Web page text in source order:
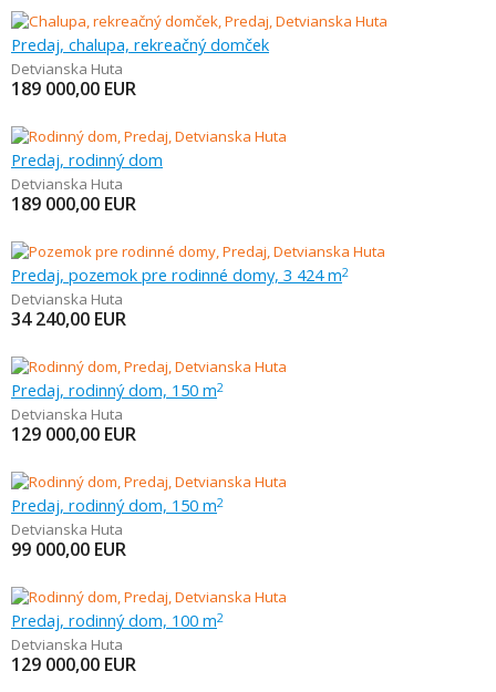
Predaj, chalupa, rekreačný domček
Detvianska Huta
189 000,00 EUR
Predaj, rodinný dom
Detvianska Huta
189 000,00 EUR
Predaj, pozemok pre rodinné domy, 3 424 m2
Detvianska Huta
34 240,00 EUR
Predaj, rodinný dom, 150 m2
Detvianska Huta
129 000,00 EUR
Predaj, rodinný dom, 150 m2
Detvianska Huta
99 000,00 EUR
Predaj, rodinný dom, 100 m2
Detvianska Huta
129 000,00 EUR